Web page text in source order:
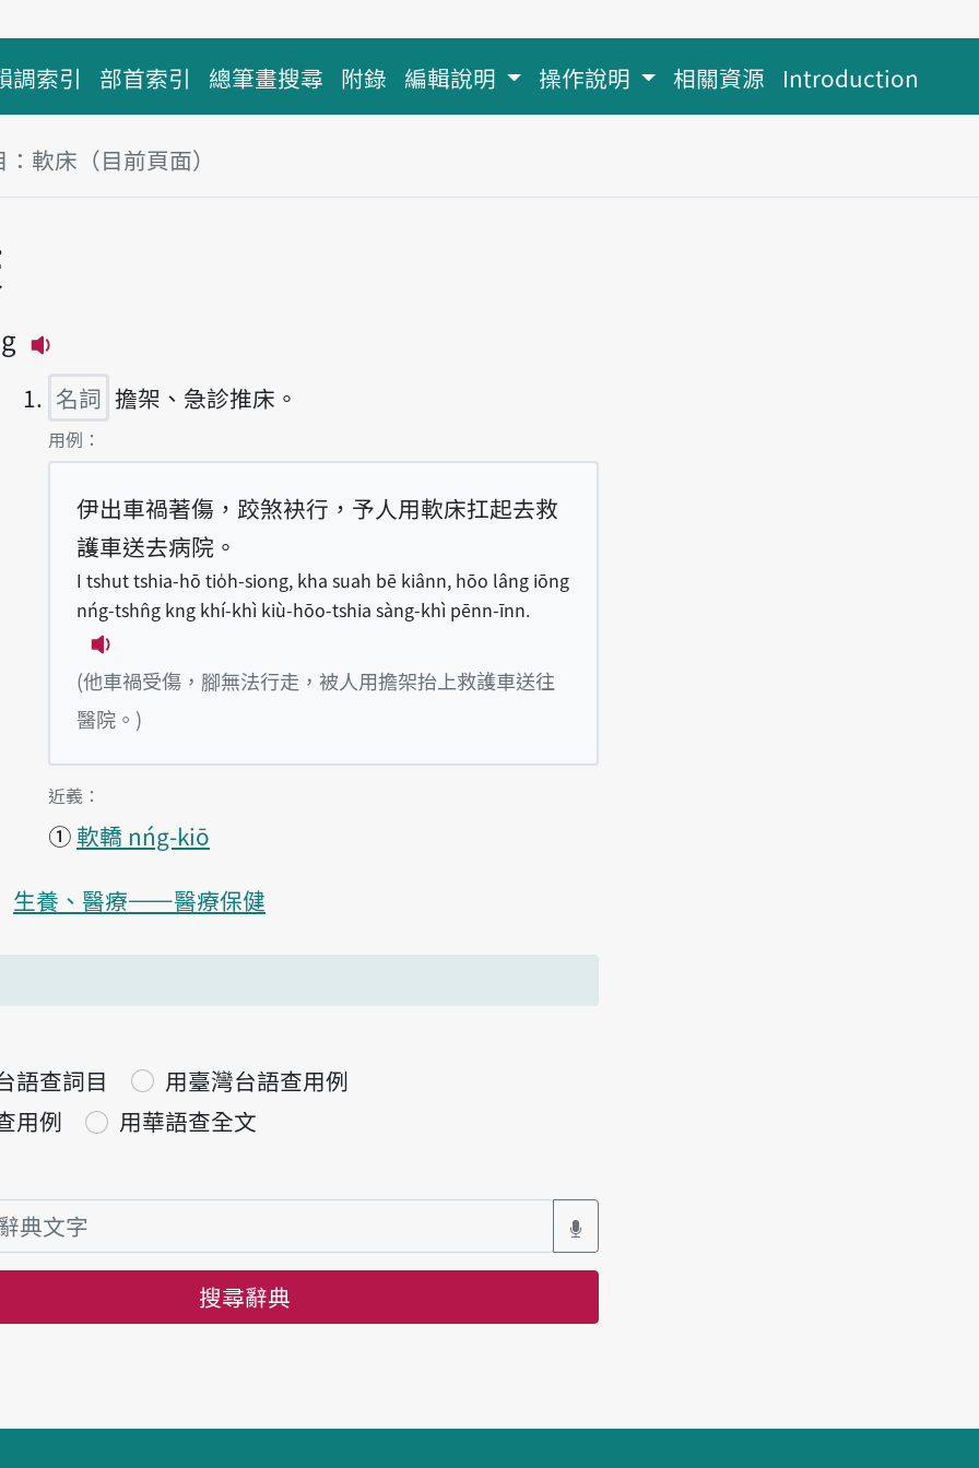
調索引 部首索引 總筆畫搜尋 附錄 編輯說明 操作說明 相關資源 Introduction
軟床（目前頁面）
名詞 擔架、急診推床。
第1項釋義的
用例：
伊出車禍著傷，跤煞袂行，予人用軟床扛起去救
護車送去病院。
I tshut tshia-hō tio̍h-siong, kha suah bē kiânn, hōo lâng iōng
nńg-tshn̂g kng khí-khì kiù-hōo-tshia sàng-khì pēnn-īnn.
播放例句I tshut tshia-hō tio̍h-siong, kha suah bē kiânn, hōo lâng iōng nńg-tshn̂g
(他車禍受傷，腳無法行走，被人用擔架抬上救護車送往
醫院。)
第1項釋義的
近義：
① 軟轎 nńg-kiō
生養、醫療——醫療保健
語查詞目
用臺灣台語查用例
用例
用華語查全文
搜尋辭典